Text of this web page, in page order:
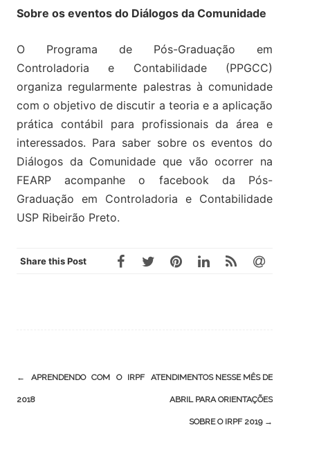
Sobre os eventos do Diálogos da Comunidade
O Programa de Pós-Graduação em
Controladoria e Contabilidade (PPGCC)
organiza regularmente palestras à comunidade
com o objetivo de discutir a teoria e a aplicação
prática contábil para profissionais da área e
interessados. Para saber sobre os eventos do
Diálogos da Comunidade que vão ocorrer na
FEARP acompanhe o facebook da Pós-
Graduação em Controladoria e Contabilidade
USP Ribeirão Preto.
Share this Post
Post
navigation
← APRENDENDO COM O IRPF
2018
ATENDIMENTOS NESSE MÊS DE
ABRIL PARA ORIENTAÇÕES
SOBRE O IRPF 2019 →